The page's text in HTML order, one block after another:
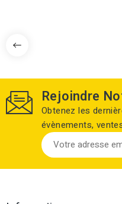
Rejoindre
Obtenez les
évènements,